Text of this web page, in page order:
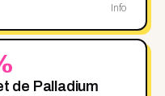
Info
de Palladium